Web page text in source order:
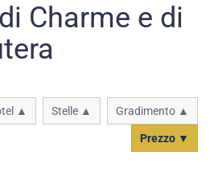
Charme e di
▲ Stelle ▲ Gradimento ▲
Prezzo ▼